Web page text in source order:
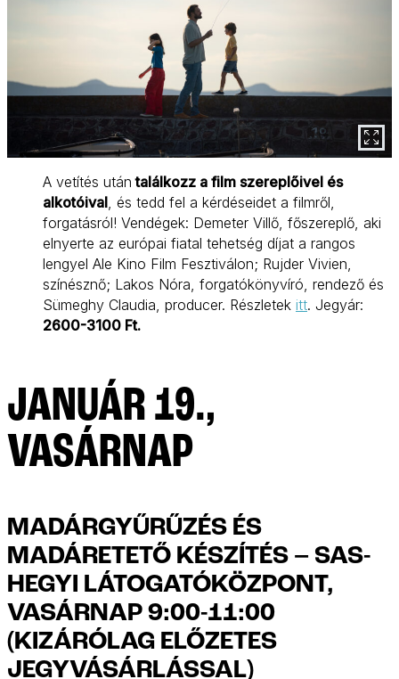
A vetítés után találkozz a film szereplőivel és
alkotóival , és tedd fel a kérdéseidet a filmről,
forgatásról! Vendégek: Demeter Villő, főszereplő, aki
elnyerte az európai fiatal tehetség díjat a rangos
lengyel Ale Kino Film Fesztiválon; Rujder Vivien,
színésznő; Lakos Nóra, forgatókönyvíró, rendező és
Sümeghy Claudia, producer. Részletek itt. Jegyár:
2600-3100 Ft.
JANUÁR 19.,
VASÁRNAP
MADÁRGYŰRŰZÉS ÉS
MADÁRETETŐ KÉSZÍTÉS – SAS-
HEGYI LÁTOGATÓKÖZPONT,
VASÁRNAP 9:00-11:00
(KIZÁRÓLAG ELŐZETES
JEGYVÁSÁRLÁSSAL)